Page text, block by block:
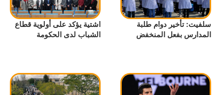
سلفيت: تأخير دوام طلبة
المدارس بفعل المنخفض
اشتية يؤكد على أولوية قطاع
الشباب لدى الحكومة